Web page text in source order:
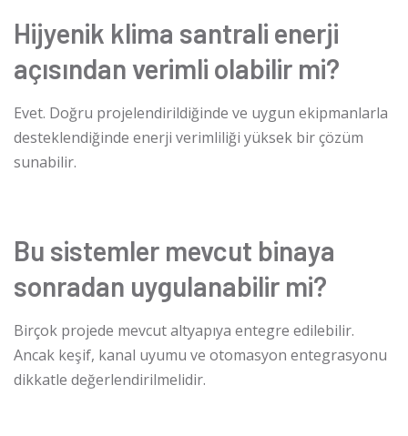
Hijyenik klima santrali enerji
açısından verimli olabilir mi?
Evet. Doğru projelendirildiğinde ve uygun ekipmanlarla
desteklendiğinde enerji verimliliği yüksek bir çözüm
sunabilir.
Bu sistemler mevcut binaya
sonradan uygulanabilir mi?
Birçok projede mevcut altyapıya entegre edilebilir.
Ancak keşif, kanal uyumu ve otomasyon entegrasyonu
dikkatle değerlendirilmelidir.